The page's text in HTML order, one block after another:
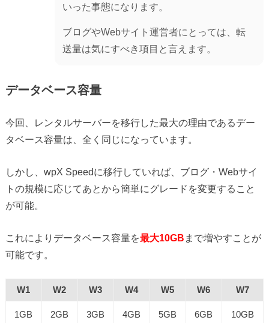
いった事態になります。
ブログやWebサイト運営者にとっては、転
送量は気にすべき項目と言えます。
データベース容量
今回、レンタルサーバーを移行した最大の理由であるデー
タベース容量は、全く同じになっています。
しかし、wpX Speedに移行していれば、ブログ・Webサイ
トの規模に応じてあとから簡単にグレードを変更すること
が可能。
これによりデータベース容量を最大10GB まで増やすことが
可能です。
W1 W2 W3 W4 W5 W6 W7
1GB 2GB 3GB 4GB 5GB 6GB 10GB